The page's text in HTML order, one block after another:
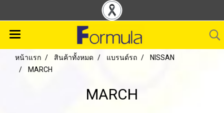
หน้าแรก สินค้าทั้งหมด แบรนด์รถ
NISSAN
MARCH
MARCH